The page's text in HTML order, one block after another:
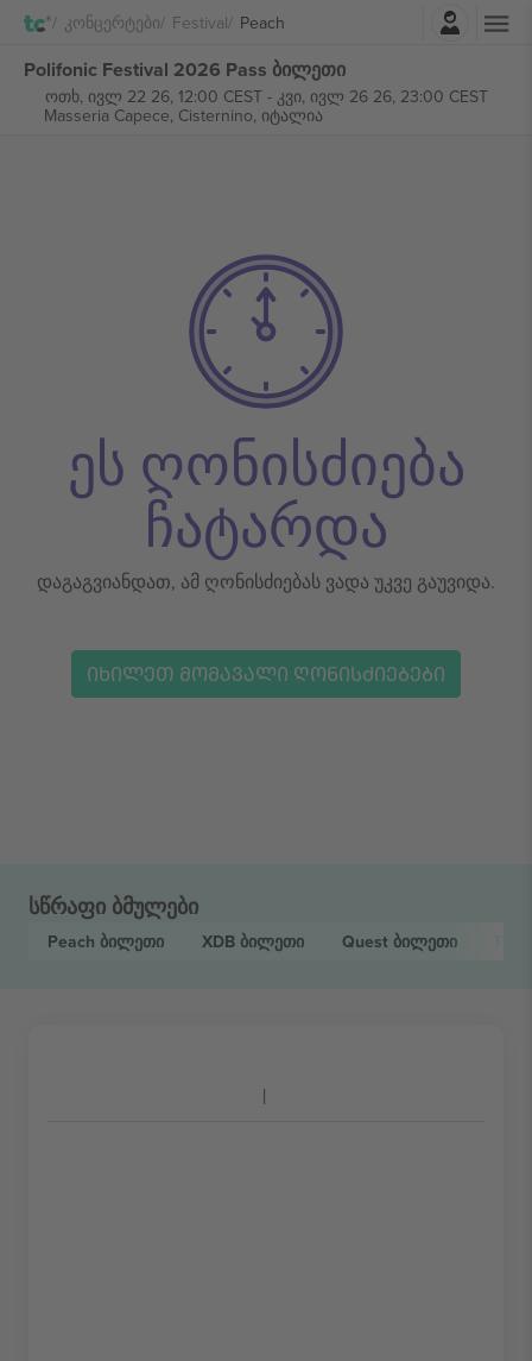
Კონცერტები Festival Peach
Polifonic Festival 2026 Pass ბილეთი
ოთხ, ივლ 22 26, 12:00 CEST- კვი, ივლ 26 26, 23:00 CEST
Masseria Capece, Cisternino, იტალია
ეს ღონისძიება
ჩატარდა
დაგაგვიანდათ, ამ ღონისძიებას ვადა უკვე გაუვიდა.
ᲘᲮᲘᲚᲔᲗ ᲛᲝᲛᲐᲕᲐᲚᲘ ᲦᲝᲜᲘᲡᲫᲘᲔᲑᲔᲑᲘ
სწრაფი ბმულები
Peach ბილეთი XDB ბილეთი Quest ბილეთი